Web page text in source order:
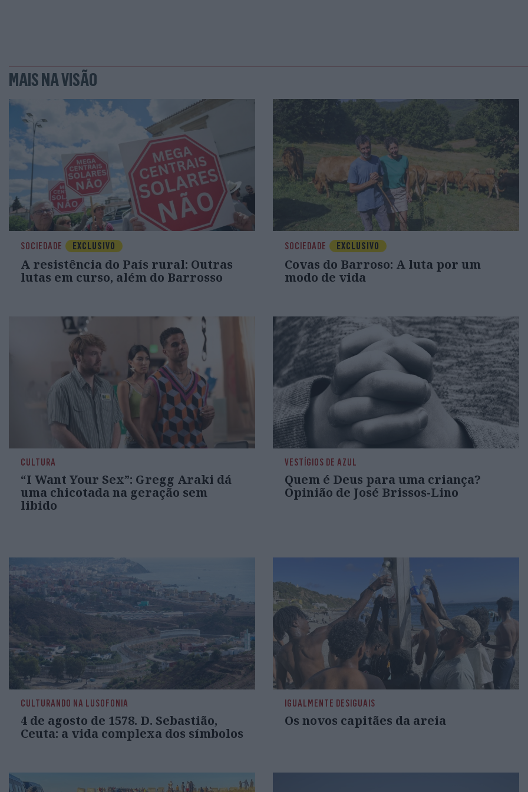
vida, a estratégia da nostalgia só pode levar a Europa a ser devorada pelo jacaré. Esperemos que
Canadá, que fez um discurso notável em Davos, chamou os bois pelos nomes e disse que é preciso
aceitar a realidade e deixar de fingir. No início deste ano, a Europa começou a reagir timidamente,
em particular face à ameaça que pende sobre a Gronelândia, mas é preciso fazer mais e de forma
mais corajosa. São a democracia, a liberdade, a defesa do primado da lei e das regras e o futuro
estão em jogo. Como escreveu William Shakespeare, na sua peçaO Rei Lear: “Um homem
só morre uma vez na vida. Um homem cobarde morre todos os dias.”
MAIS NA VISÃO
SOCIEDADE EXCLUSIVO
A resistência do País rural: Outras
lutas em curso, além do Barrosso
SOCIEDADE EXCLUSIVO
Covas do Barroso: A luta por um
modo de vida
CULTURA
“I Want Your Sex”: Gregg Araki dá
uma chicotada na geração sem
libido
VESTÍGIOS DE AZUL
Quem é Deus para uma criança?
Opinião de José Brissos-Lino
CULTURANDO NA LUSOFONIA
4 de agosto de 1578. D. Sebastião,
Ceuta: a vida complexa dos símbolos
IGUALMENTE DESIGUAIS
Os novos capitães da areia